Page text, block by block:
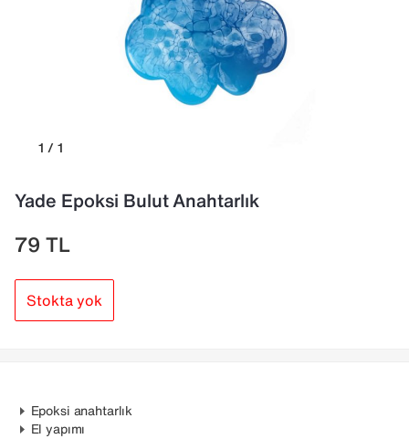
1 / 1
Yade Epoksi Bulut Anahtarlık
79 TL
Stokta yok
Epoksi anahtarlık
El yapımı